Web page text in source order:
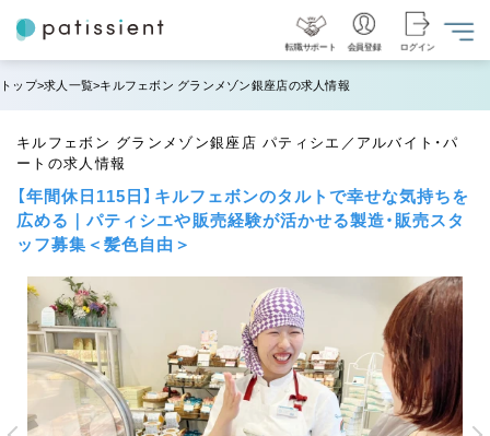
転職サポート 会員登録 ログイン
トップ 求人一覧 キルフェボン グランメゾン銀座店の求人情報
キルフェボン グランメゾン銀座店 パティシエ／アルバイト・パ
ートの求人情報
【年間休日115日】キルフェボンのタルトで幸せな気持ちを
広める｜パティシエや販売経験が活かせる製造・販売スタ
ッフ募集＜髪色自由＞